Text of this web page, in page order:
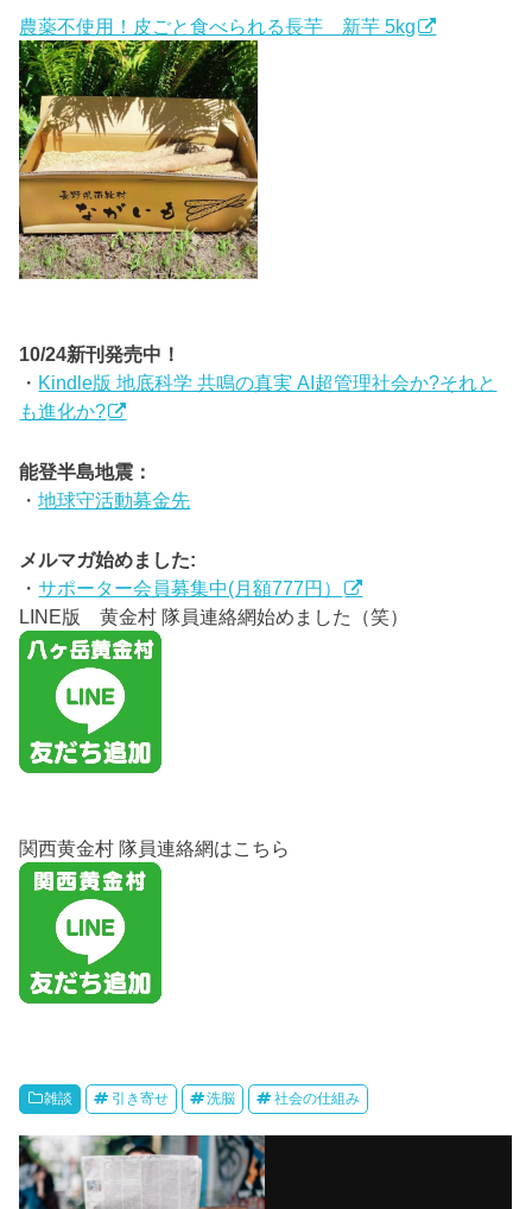
農薬不使用！皮ごと食べられる長芋 新芋 5kg
10/24新刊発売中！
・ Kindle版 地底科学 共鳴の真実 AI超管理社会か?それと
も進化か?
能登半島地震：
・地球守活動募金先
メルマガ始めました:
・サポーター会員募集中(月額777円）
LINE版 黄金村 隊員連絡網始めました（笑）
関西黄金村 隊員連絡網はこちら
雑談 引き寄せ 洗脳 社会の仕組み